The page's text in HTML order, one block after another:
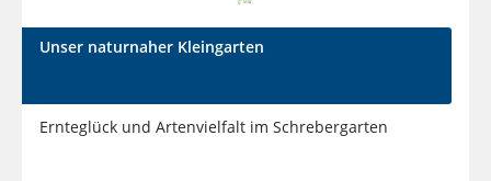
Unser naturnaher Kleingarten
Ernteglück und Artenvielfalt im Schrebergarten